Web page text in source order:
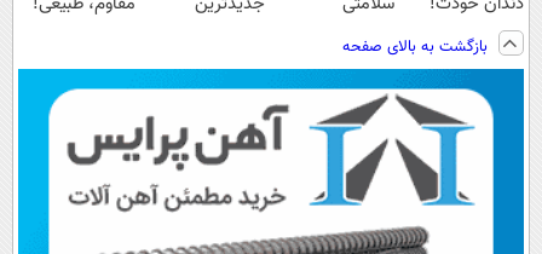
نصب آسان و
پرداخت اقساطی
💳 📍 تهران
پرداخت قسطی
اقساطی😍
بازگشت به بالای صفحه